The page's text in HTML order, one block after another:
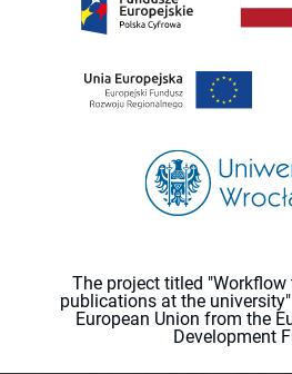
The project titled
publications at the
European Union from the
Development